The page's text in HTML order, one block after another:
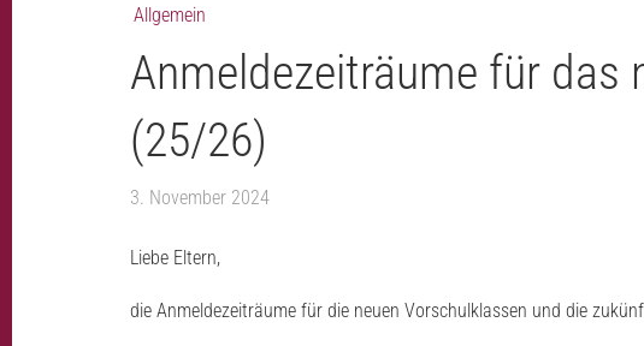
Allgemein
Anmeldezeiträume für das
(25/26)
3. November 2024
Liebe Eltern,
die Anmeldezeiträume für die neuen Vorschulklassen und die